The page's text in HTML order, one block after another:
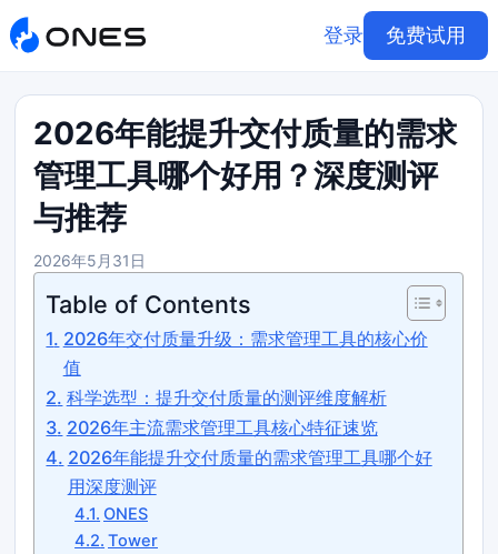
登录 免费试用
2026年能提升交付质量的需求
管理工具哪个好用？深度测评
与推荐
2026年5月31日
Table of Contents
2026年交付质量升级：需求管理工具的核心价
值
科学选型：提升交付质量的测评维度解析
2026年主流需求管理工具核心特征速览
2026年能提升交付质量的需求管理工具哪个好
用深度测评
ONES
Tower